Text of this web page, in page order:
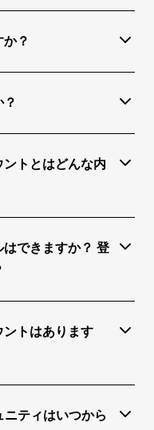
クリックします。
）を登録します。
ッチConnect」ログ
。ログアウトしてから
ド上で変更・解約を
。そのため、契約期
も、途中解約やそれ
ご了承ください。
間の変更は承ってお
？
過去1年以内に無料
料体験期間は適用さ
書払い（銀行振込）
問い合わせくださ
が可能です。詳細は
トとはどんな内
スカウントいたしま
1IDあたりの年額
／1IDあたりの年額
1IDあたりの年額
できますか？ 登
き、トライアルが開
」より他のユーザー
詳細はこちらをご覧く
トはあります
ティはいつから